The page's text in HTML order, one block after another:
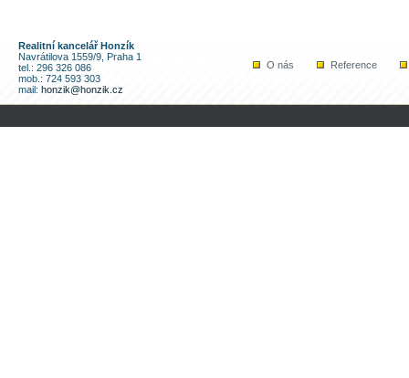
Realitní kancelář Honzík
Navrátilova 1559/9, Praha 1
tel.: 296 326 086
mob.: 724 593 303
mail: honzik@honzik.cz
O nás Reference